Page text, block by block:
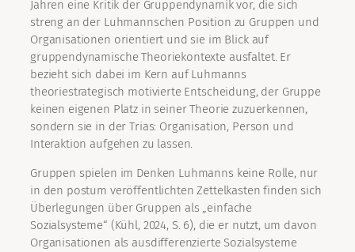
Jahren eine Kritik der Gruppendynamik vor, die sich
streng an der Luhmannschen Position zu Gruppen und
Organisationen orientiert und sie im Blick auf
gruppendynamische Theoriekontexte ausfaltet. Er
bezieht sich dabei im Kern auf Luhmanns
theoriestrategisch motivierte Entscheidung, der Gruppe
keinen eigenen Platz in seiner Theorie zuzuerkennen,
sondern sie in der Trias: Organisation, Person und
Interaktion aufgehen zu lassen.
Gruppen spielen im Denken Luhmanns keine Rolle, nur
in den postum veröffentlichten Zettelkasten finden sich
Überlegungen über Gruppen als „einfache
Sozialsysteme“ (Kühl, 2024, S. 6), die er nutzt, um davon
Organisationen als ausdifferenzierte Sozialsysteme